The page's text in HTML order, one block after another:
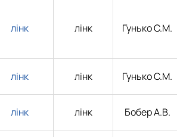
лінк лінк Гунько С.М.
лінк лінк Гунько С.М.
лінк лінк Бобер А.В.